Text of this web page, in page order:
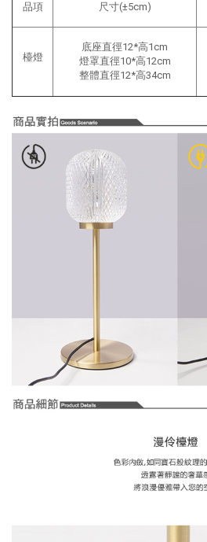
品項 尺寸(±5cm)
檯燈
底座直徑12*高1cm
燈罩直徑10*高12cm
整體直徑12*高34cm